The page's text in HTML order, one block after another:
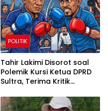
POLITIK
Tahir Lakimi Disorot soal
Polemik Kursi Ketua DPRD
Sultra, Terima Kritik
Internal NasDem